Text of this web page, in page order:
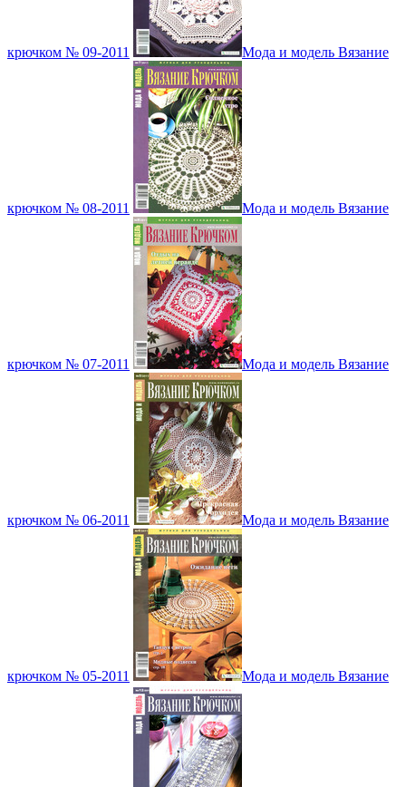
крючком № 09-2011 Мода и модель Вязание
крючком № 08-2011 Мода и модель Вязание
крючком № 07-2011 Мода и модель Вязание
крючком № 06-2011 Мода и модель Вязание
крючком № 05-2011 Мода и модель Вязание